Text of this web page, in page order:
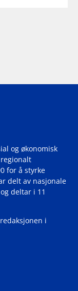
og økonomisk
for å styrke
delt av nasjonale
deltar i 11
i